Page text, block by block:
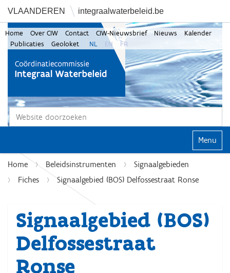
VLAANDEREN integraalwaterbeleid.be
Zoek
Home Over CIW Contact CIW-Nieuwsbrief Nieuws
Kalender
Publicaties
Geoloket NL EN FR
Klap
Home Beleidsinstrumenten
Signaalgebieden
Fiches
Signaalgebied (BOS) Delfossestraat Ronse
Signaalgebied (BOS)
Delfossestraat
Ronse